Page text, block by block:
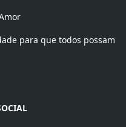
para que todos possam